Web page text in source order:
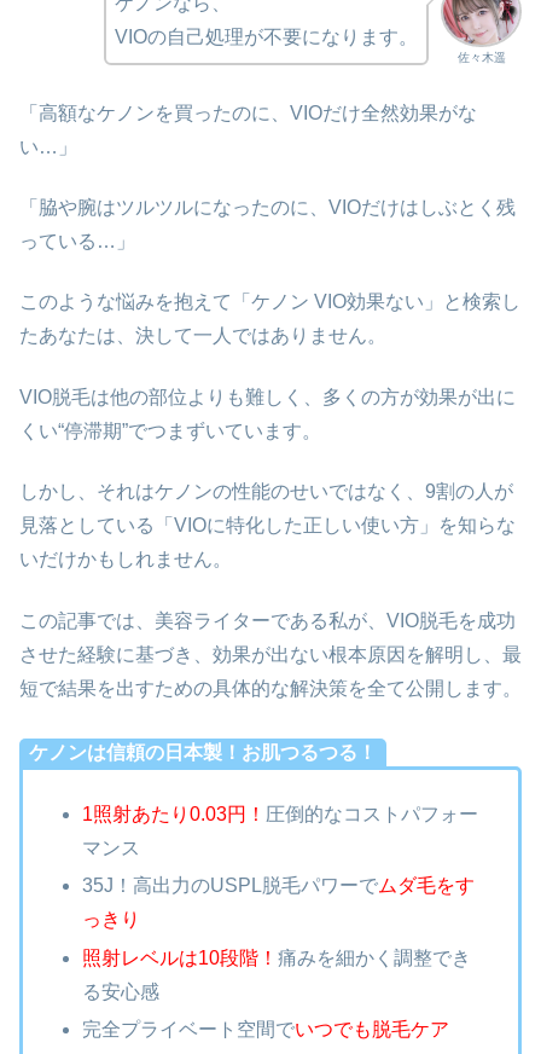
佐々木遥
VIOの自己処理が不要になります。
「高額なケノンを買ったのに、VIOだけ全然効果がな
い…」
「脇や腕はツルツルになったのに、VIOだけはしぶとく残
っている…」
このような悩みを抱えて「ケノン VIO効果ない」と検索し
たあなたは、決して一人ではありません。
VIO脱毛は他の部位よりも難しく、多くの方が効果が出に
くい“停滞期”でつまずいています。
しかし、それはケノンの性能のせいではなく、9割の人が
見落としている「VIOに特化した正しい使い方」を知らな
いだけかもしれません。
この記事では、美容ライターである私が、VIO脱毛を成功
させた経験に基づき、効果が出ない根本原因を解明し、最
短で結果を出すための具体的な解決策を全て公開します。
ケノンは信頼の日本製！お肌つるつる！
1照射あたり0.03円！ 圧倒的なコストパフォー
マンス
35J！高出力のUSPL脱毛パワーでムダ毛をす
っきり
照射レベルは10段階！痛みを細かく調整でき
る安心感
完全プライベート空間でいつでも脱毛ケア